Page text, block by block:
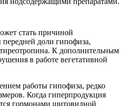
стать причиной
передней доли гипофиза,
К дополнительным
в работе вегетативной
работы гипофиза, редко
Когда гиперпродукция
гормонами щитовидной